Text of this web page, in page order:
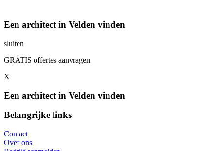
Een architect in Velden vinden
sluiten
GRATIS offertes aanvragen
X
Een architect in Velden vinden
Belangrijke links
Contact
Over ons